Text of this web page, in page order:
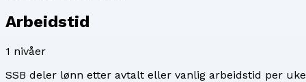
Arbeidstid
1 nivåer
SSB deler lønn etter avtalt eller vanlig arbeidstid per